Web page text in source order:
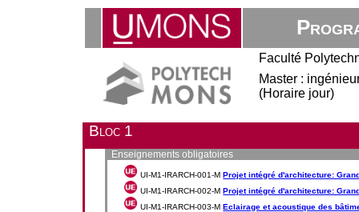
Faculté
Master :
(Horaire jour)
Bloc 1
Enseignements obligatoires
UI-M1-IRARCH-001-MProjet intégré d'architecture:
UI-M1-IRARCH-002-MProjet intégré d'architecture:
UI-M1-IRARCH-003-MEclairage et acoustique des